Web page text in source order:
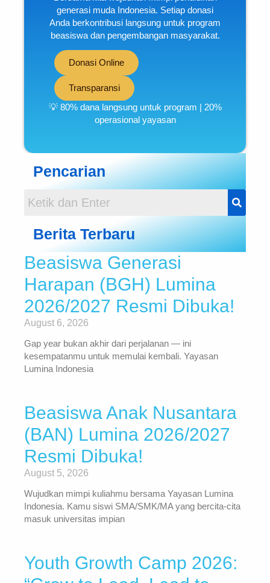
generasi muda Indonesia. Setiap donasi
Anda berkontribusi langsung untuk program
beasiswa dan pengembangan masyarakat.
Donasi Online
Transparansi
💡 80% dana langsung untuk program | 20%
operasional yayasan
Pencarian
Berita Terbaru
Beasiswa Generasi
Harapan (BGH) Lumina
2026/2027 Resmi Dibuka!
August 6, 2026
Gap year bukan akhir dari perjalanan — ini
kesempatanmu untuk memulai kembali. Yayasan
Lumina Indonesia
Beasiswa Anak Nusantara
(BAN) Lumina 2026/2027
Resmi Dibuka!
August 5, 2026
Wujudkan mimpi kuliahmu bersama Yayasan Lumina
Indonesia. Kamu siswi SMA/SMK/MA yang bercita-cita
masuk universitas impian
Youth Growth Camp 2026: